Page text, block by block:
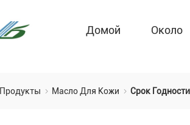
Домой Около
Продукты Масло Для Кожи Срок